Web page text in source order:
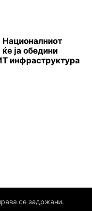
ја обедини
инфраструктура
се задржани.